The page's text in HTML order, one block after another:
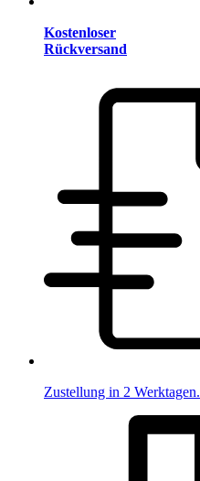
Kostenloser
Rückversand
Zustellung in 2 Werktagen.